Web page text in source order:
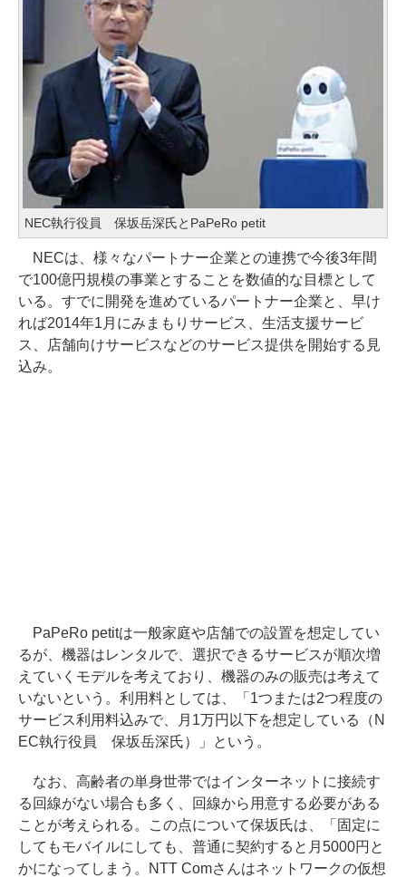
NEC執行役員 保坂岳深氏とPaPeRo petit
NECは、様々なパートナー企業との連携で今後3年間
で100億円規模の事業とすることを数値的な目標として
いる。すでに開発を進めているパートナー企業と、早け
れば2014年1月にみまもりサービス、生活支援サービ
ス、店舗向けサービスなどのサービス提供を開始する見
込み。
PaPeRo petitは一般家庭や店舗での設置を想定してい
るが、機器はレンタルで、選択できるサービスが順次増
えていくモデルを考えており、機器のみの販売は考えて
いないという。利用料としては、「1つまたは2つ程度の
サービス利用料込みで、月1万円以下を想定している（N
EC執行役員 保坂岳深氏）」という。
なお、高齢者の単身世帯ではインターネットに接続す
る回線がない場合も多く、回線から用意する必要がある
ことが考えられる。この点について保坂氏は、「固定に
してもモバイルにしても、普通に契約すると月5000円と
かになってしまう。NTT Comさんはネットワークの仮想